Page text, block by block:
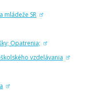
mládeže SR
Opatrenia;
vzdelávania